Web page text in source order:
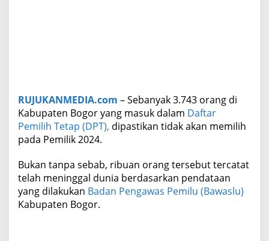
e
i
l
u
0
4
RUJUKANMEDIA.com – Sebanyak 3.743 orang di
Kabupaten Bogor yang masuk dalam Daftar
Pemilih Tetap (DPT), dipastikan tidak akan memilih
pada Pemilik 2024.
Bukan tanpa sebab, ribuan orang tersebut tercatat
telah meninggal dunia berdasarkan pendataan
yang dilakukan Badan Pengawas Pemilu (Bawaslu)
Kabupaten Bogor.